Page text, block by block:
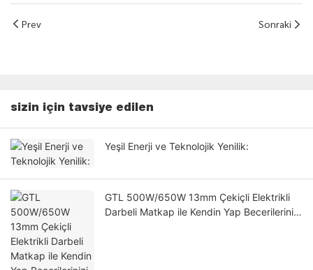
Prev Sonraki
sizin için tavsiye edilen
Yeşil Enerji ve Teknolojik Yenilik:
GTL 500W/650W 13mm Çekiçli Elektrikli
Darbeli Matkap ile Kendin Yap Becerilerinizi